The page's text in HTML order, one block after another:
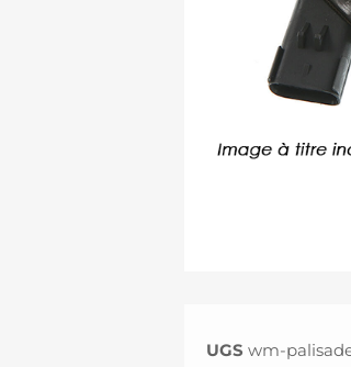
UGSwm-